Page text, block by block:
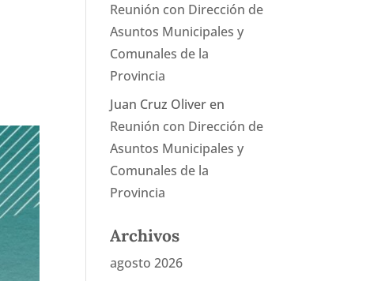
Reunión con Dirección de
Asuntos Municipales y
Comunales de la
Provincia
Juan Cruz Oliver en
Reunión con Dirección de
Asuntos Municipales y
Comunales de la
Provincia
Archivos
agosto 2026